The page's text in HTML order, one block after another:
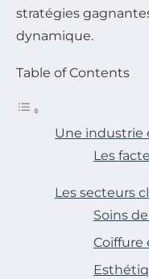
stratégies
dynamique.
Table of Contents
Une industrie
Les
Les secteurs
Soins
Coiffure